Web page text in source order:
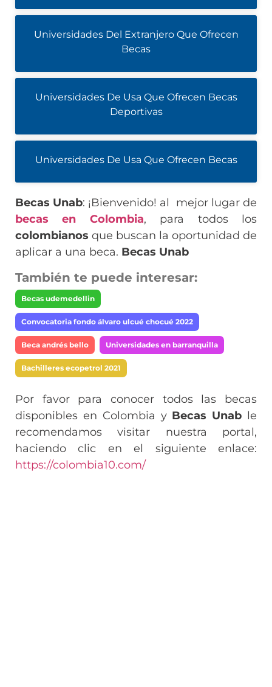
Universidades Del Extranjero Que Ofrecen
Becas
Universidades De Usa Que Ofrecen Becas
Deportivas
Universidades De Usa Que Ofrecen Becas
Becas Unab: ¡Bienvenido! al mejor lugar de
becas en Colombia, para todos los
colombianos que buscan la oportunidad de
aplicar a una beca. Becas Unab
También te puede interesar:
Becas udemedellin
Convocatoria fondo álvaro ulcué chocué 2022
Beca andrés bello Universidades en barranquilla
Bachilleres ecopetrol 2021
Por favor para conocer todos las becas
disponibles en Colombia y Becas Unab le
recomendamos visitar nuestra portal,
haciendo clic en el siguiente enlace:
https://colombia10.com/